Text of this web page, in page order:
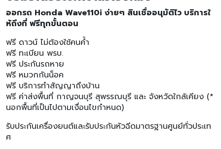
ออกรถ Honda Wave110i ง่ายๆ สินเชื่ออนุมัติไว บริการใ
ห้ถึงที่ ฟรีทุกขั้นตอน
ฟรี ดาวน์ ไม่ต้องใช้คนค้ำ
ฟรี ทะเบียน พรบ.
ฟรี ประกันรถหาย
ฟรี หมวกกันน็อค
ฟรี บริการทำสัญญาถึงบ้าน
ฟรี ค่าส่งพื้นที่ กาญจนบุรี สุพรรณบุรี และ จังหวัดใกล้เคียง (*
นอกพื้นที่เป็นไปตามเงื่อนไขกำหนด)
รับประกันเครื่องยนต์และรับประกันหัวฉีดมาตรฐานศูนย์ทั่วประเท
ศ